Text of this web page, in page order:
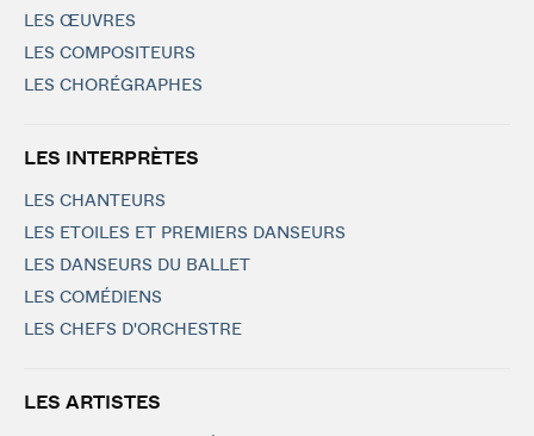
LES ŒUVRES
LES COMPOSITEURS
LES CHORÉGRAPHES
LES INTERPRÈTES
LES CHANTEURS
LES ETOILES ET PREMIERS DANSEURS
LES DANSEURS DU BALLET
LES COMÉDIENS
LES CHEFS D'ORCHESTRE
LES ARTISTES